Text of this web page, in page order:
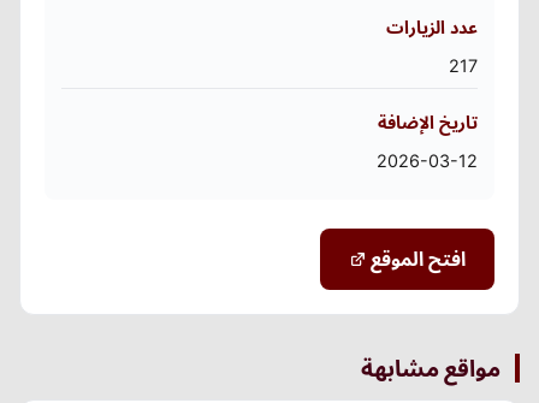
عدد الزيارات
217
تاريخ الإضافة
2026-03-12
افتح الموقع
مواقع مشابهة